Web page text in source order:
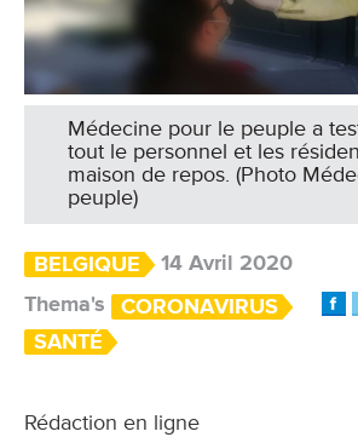
Médecine pour le peuple a
tout le personnel et les
maison de repos. (Photo
peuple)
BELGIQUE
14 Avril 2020
Thema's
CORONAVIRUS
SANTÉ
Rédaction en ligne